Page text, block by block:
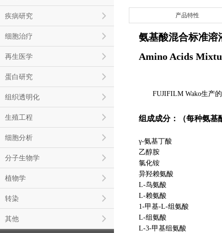
疾病研究
细胞治疗
再生医学
蛋白研究
组织透明化
生殖工程
细胞分析
分子生物学
植物学
转染
其他
产品特性
氨基酸混合标准溶
Amino Acids
FUJIFILM Wako生产的
组成成分：（每种氨基
γ-氨基丁酸
乙醇胺
氯化铵
异羟赖氨酸
L-鸟氨酸
L-赖氨酸
1-甲基-L-组氨酸
L-组氨酸
L-3-甲基组氨酸